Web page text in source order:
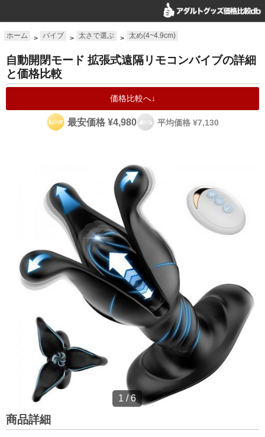
ホーム > バイブ > 太さで選ぶ > 太め(4~4.9cm)
自動開閉モード 拡張式遠隔リモコンバイブの詳細
と価格比較
価格比較へ↓
最安価格 ¥4,980 平均価格 ¥7,130
1 /6
商品詳細